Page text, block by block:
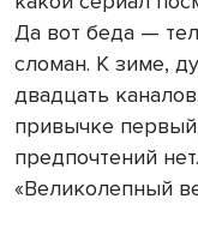
Да вот беда —
сломан. К зиме,
двадцать
привычке
предпочтений
«Великолепный